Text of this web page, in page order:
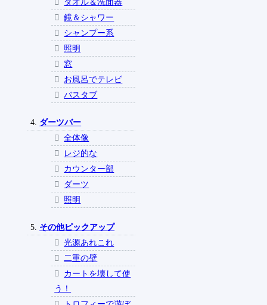
鏡＆シャワー
シャンプー系
照明
窓
お風呂でテレビ
バスタブ
ダーツバー
全体像
レジ的な
カウンター部
ダーツ
照明
その他ピックアップ
光源あれこれ
二重の壁
カートを壊して使
う！